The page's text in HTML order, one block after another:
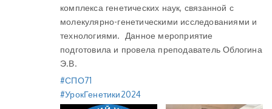
комплекса генетических наук, связанной с
молекулярно-генетическими исследованиями и
технологиями. Данное мероприятие
подготовила и провела преподаватель Облогина
Э.В.
#СПО71
#УрокГенетики2024